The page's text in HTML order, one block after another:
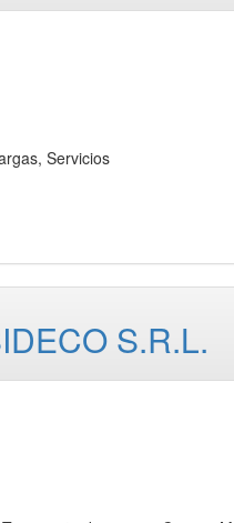
Servicios
S.R.L.